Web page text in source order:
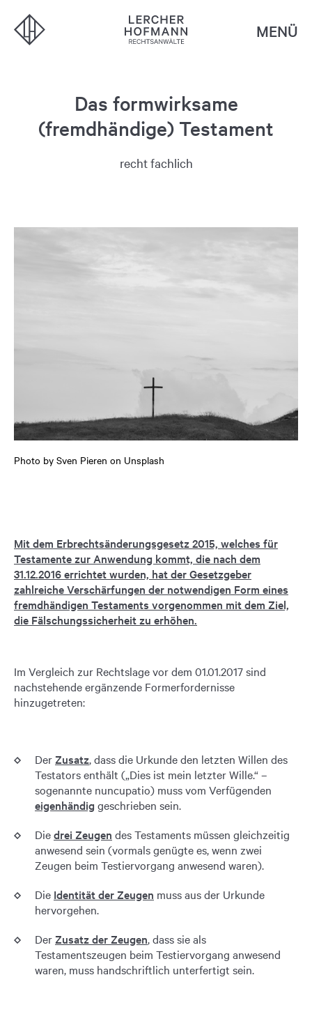
MENÜ
Das formwirksame
(fremdhändige) Testament
recht fachlich
Photo by Sven Pieren on Unsplash
Mit dem Erbrechtsänderungsgesetz 2015, welches für
Testamente zur Anwendung kommt, die nach dem
31.12.2016 errichtet wurden, hat der Gesetzgeber
zahlreiche Verschärfungen der notwendigen Form eines
fremdhändigen Testaments vorgenommen mit dem Ziel,
die Fälschungssicherheit zu erhöhen.
Im Vergleich zur Rechtslage vor dem 01.01.2017 sind
nachstehende ergänzende Formerfordernisse
hinzugetreten:
DerZusatz, dass die Urkunde den letzten Willen des
Testators enthält („Dies ist mein letzter Wille.“ –
sogenannte nuncupatio) muss vom Verfügenden
eigenhändig geschrieben sein.
Diedrei Zeugen des Testaments müssen gleichzeitig
anwesend sein (vormals genügte es, wenn zwei
Zeugen beim Testiervorgang anwesend waren).
Die Identität der Zeugen muss aus der Urkunde
hervorgehen.
DerZusatz der Zeugen, dass sie als
Testamentszeugen beim Testiervorgang anwesend
waren, muss handschriftlich unterfertigt sein.